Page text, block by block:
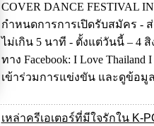
COVER DANCE FESTIVAL
กำหนดการการเปิดรับสมัคร -
ไม่เกิน 5 นาที - ตั้งแต่วันนี้ – 4
ทาง Facebook: I Love
เข้าร่วมการแข่งขัน และดูข้อมูลเ
เหล่าครีเอเตอร์ที่มีใจรักใน K-